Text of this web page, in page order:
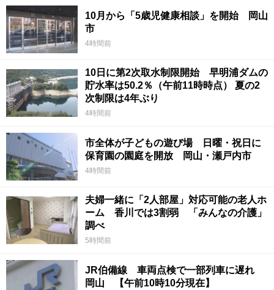
10月から「5歳児健康相談」を開始 岡山
市
4時間前
10日に第2次取水制限開始 早明浦ダムの
貯水率は50.2％（午前11時時点） 夏の2
次制限は4年ぶり
4時間前
市全体が子どもの遊び場 日曜・祝日に
保育園の園庭を開放 岡山・瀬戸内市
4時間前
夫婦一緒に「2人部屋」対応可能の老人ホ
ーム 香川では3割弱 「みんなの介護」
調べ
5時間前
JR伯備線 車両点検で一部列車に遅れ
岡山 【午前10時10分現在】